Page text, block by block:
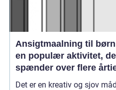
Ansigtmaalning til
en populær aktivitet,
spænder over flere
Det er en kreativ og sjov